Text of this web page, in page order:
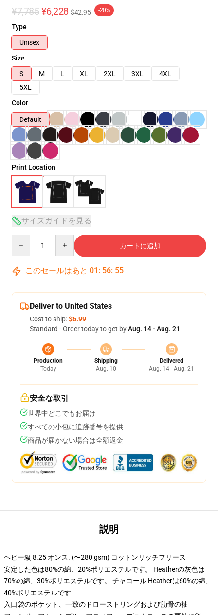
¥7,785 ¥6,228 $42.95 -20%
Type
Unisex
Size
S
M L XL 2XL 3XL
4XL
5XL
Color
Default
Print Location
サイズガイドを見る
カートに追加
このセールはあと 01 : 56: 54
Deliver to United States
Cost to ship:$6.99
Standard - Order today to get byAug. 14 - Aug. 21
Production
Today
Shipping
Aug. 10
Delivered
Aug. 14 - Aug. 21
安全な取引
世界中どこでもお届け
すべての小包に追跡番号を提供
商品が届かない場合は全額返金
説明
ヘビー級 8.25 オンス. (〜280 gsm) コットンリッチフリース
安定した色は80%の綿、20%ポリエステルです。 Heatherの灰色は
70%の綿、30%ポリエステルです。 チャコール Heatherは60%の綿、
40%ポリエステルです
入口袋のポケット、一致のドローストリングおよび肋骨の袖